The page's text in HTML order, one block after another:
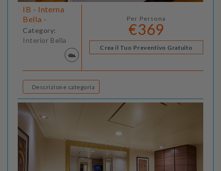
IB - Interna
Bella -
Category:
Interior Bella
Per Persona
€369
Crea il Tuo Preventivo Gratuito
Descrizione categoria